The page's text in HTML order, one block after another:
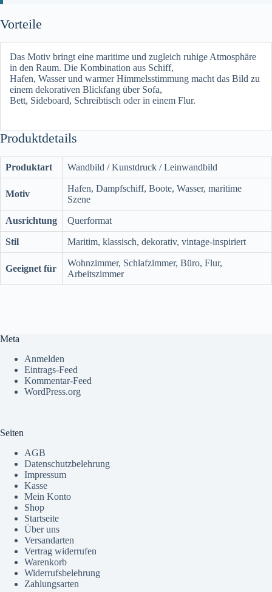
Vorteile
Das Motiv bringt eine maritime und zugleich ruhige Atmosphäre
in den Raum. Die Kombination aus Schiff,
Hafen, Wasser und warmer Himmelsstimmung macht das Bild zu
einem dekorativen Blickfang über Sofa,
Bett, Sideboard, Schreibtisch oder in einem Flur.
Produktdetails
Produktart Wandbild / Kunstdruck / Leinwandbild
Motiv
Hafen, Dampfschiff, Boote, Wasser, maritime
Szene
Ausrichtung Querformat
Stil Maritim, klassisch, dekorativ, vintage-inspiriert
Geeignet für
Wohnzimmer, Schlafzimmer, Büro, Flur,
Arbeitszimmer
Meta
Anmelden
Eintrags-Feed
Kommentar-Feed
WordPress.org
Seiten
AGB
Datenschutzbelehrung
Impressum
Kasse
Mein Konto
Shop
Startseite
Über uns
Versandarten
Vertrag widerrufen
Warenkorb
Widerrufsbelehrung
Zahlungsarten